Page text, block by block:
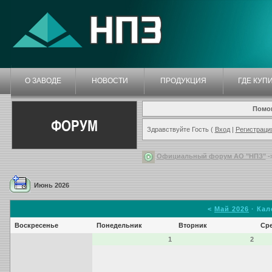
О ЗАВОДЕ НОВОСТИ ПРОДУКЦИЯ ГДЕ
ФОРУМ Здравствуйте Гость ( Вход|
Официальный форум АО "НПЗ"-
Июнь 2026
< Май 2026 ·
Воскресенье Понедельник Вторник
1
2